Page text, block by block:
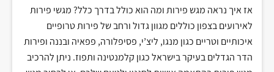
אז איך נראה מגש פירות ומה הוא כולל בדרך כלל? מגשי פירות
לאירועים בצפון כוללים מגוון גדול ורחב של פירות טרופיים
איכותיים וטריים כגון מנגו, ליצ’י, פסיפלורה, פפאיה ובננה ופירות
הדר הגדלים בעיקר בישראל כגון קלמנטינה ותפוז. ניתן להרכיב